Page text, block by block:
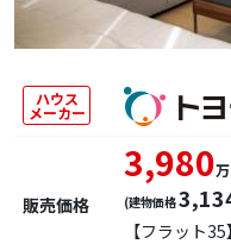
ハウス
メーカー
販売価格
3,980
(建物価格
【フラット